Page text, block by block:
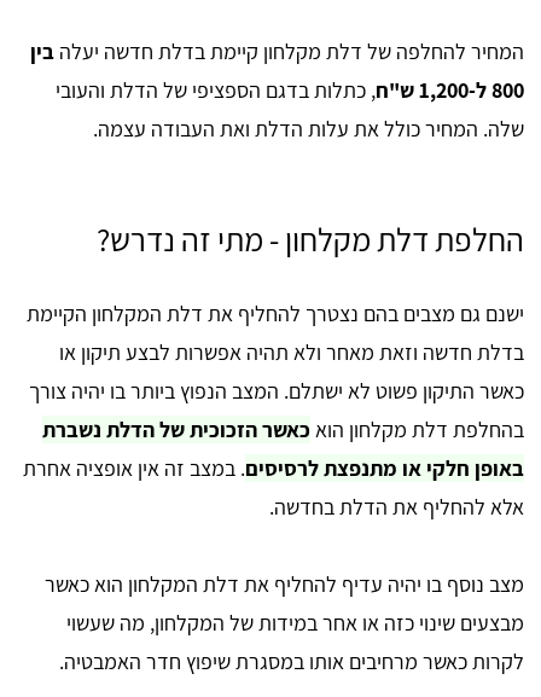
המחיר להחלפה של דלת מקלחון קיימת בדלת חדשה יעלה בין
800 ל-1,200 ש"ח
, כתלות בדגם הספציפי של הדלת והעובי
שלה. המחיר כולל את עלות הדלת ואת העבודה עצמה.
החלפת דלת מקלחון - מתי זה נדרש?
ישנם גם מצבים בהם נצטרך להחליף את דלת המקלחון הקיימת
בדלת חדשה וזאת מאחר ולא תהיה אפשרות לבצע תיקון או
כאשר התיקון פשוט לא ישתלם. המצב הנפוץ ביותר בו יהיה צורך
בהחלפת דלת מקלחון הוא כאשר הזכוכית של הדלת נשברת
באופן חלקי או מתנפצת לרסיסים. במצב זה אין אופציה אחרת
אלא להחליף את הדלת בחדשה.
מצב נוסף בו יהיה עדיף להחליף את דלת המקלחון הוא כאשר
מבצעים שינוי כזה או אחר במידות של המקלחון, מה שעשוי
לקרות כאשר מרחיבים אותו במסגרת שיפוץ חדר האמבטיה.